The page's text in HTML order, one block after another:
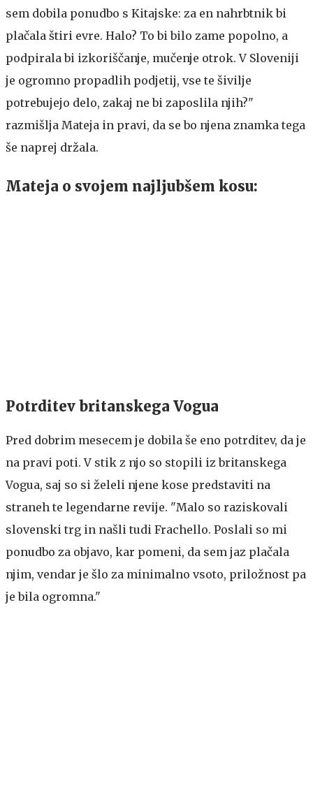
sem dobila ponudbo s Kitajske: za en nahrbtnik bi
plačala štiri evre. Halo? To bi bilo zame popolno, a
podpirala bi izkoriščanje, mučenje otrok. V Sloveniji
je ogromno propadlih podjetij, vse te šivilje
potrebujejo delo, zakaj ne bi zaposlila njih?"
razmišlja Mateja in pravi, da se bo njena znamka tega
še naprej držala.
Mateja o svojem najljubšem kosu:
Potrditev britanskega Vogua
Pred dobrim mesecem je dobila še eno potrditev, da je
na pravi poti. V stik z njo so stopili iz britanskega
Vogua, saj so si želeli njene kose predstaviti na
straneh te legendarne revije. "Malo so raziskovali
slovenski trg in našli tudi Frachello. Poslali so mi
ponudbo za objavo, kar pomeni, da sem jaz plačala
njim, vendar je šlo za minimalno vsoto, priložnost pa
je bila ogromna."